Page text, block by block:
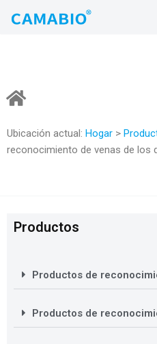
Ubicación actual: Hogar >
reconocimiento de venas de los
Productos
Productos de
Productos de